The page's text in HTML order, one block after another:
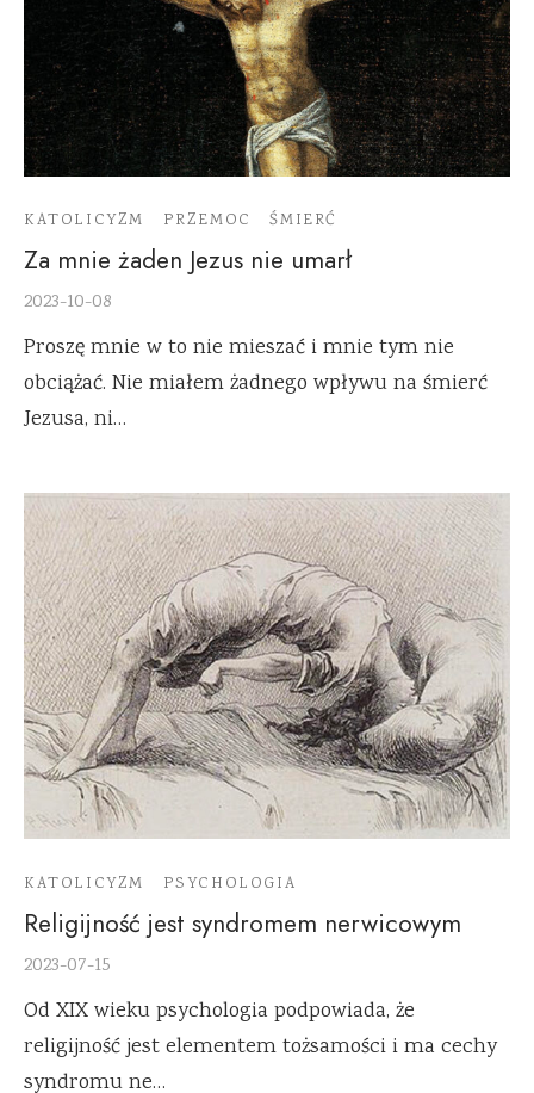
KATOLICYZM PRZEMOC ŚMIERĆ
Za mnie żaden Jezus nie umarł
2023-10-08
Proszę mnie w to nie mieszać i mnie tym nie
obciążać. Nie miałem żadnego wpływu na śmierć
Jezusa, ni…
KATOLICYZM PSYCHOLOGIA
Religijność jest syndromem nerwicowym
2023-07-15
Od XIX wieku psychologia podpowiada, że
religijność jest elementem tożsamości i ma cechy
syndromu ne…